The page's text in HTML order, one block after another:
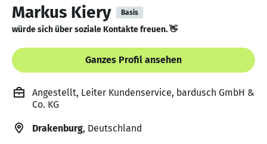
Markus Kiery Basis
würde sich über soziale Kontakte freuen. 👋
Ganzes Profil ansehen
Angestellt, Leiter Kundenservice, bardusch GmbH &
Co. KG
Drakenburg, Deutschland